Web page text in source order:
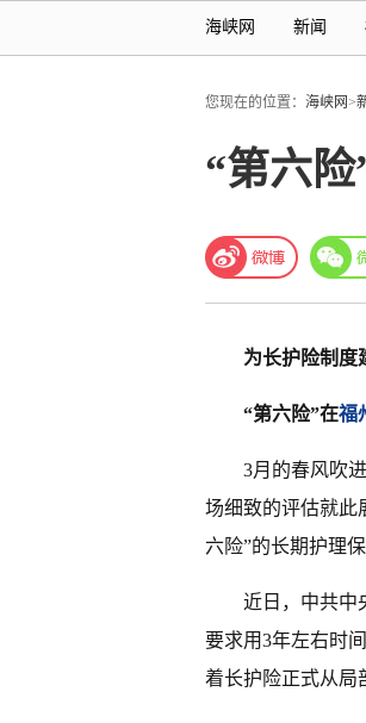
海峡网 新闻
您现在的位置： 海峡网>
“第六
为长护险制度
“第六险”在福
3月的春风吹
场细致的评估就此
六险”的长期护理
近日，中共中
要求用3年左右时
着长护险正式从局